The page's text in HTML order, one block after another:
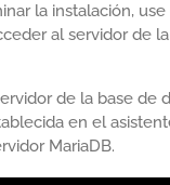
la instalación,
al servidor de
de la base de
en el
MariaDB.